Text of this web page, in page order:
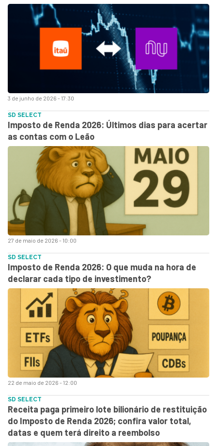
3 de junho de 2026 - 17:30
27 de maio de 2026 - 10:00
SD SELECT
Imposto de Renda 2026: Últimos dias para acertar
as contas com o Leão
22 de maio de 2026 - 12:00
SD SELECT
Imposto de Renda 2026: O que muda na hora de
declarar cada tipo de investimento?
SD SELECT
Receita paga primeiro lote bilionário de restituição
do Imposto de Renda 2026; confira valor total,
datas e quem terá direito a reembolso